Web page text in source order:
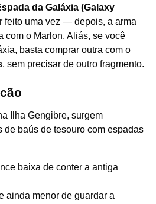
da Galáxia (Galaxy
feito uma vez — depois, a arma
com o Marlon. Aliás, se você
basta comprar outra com o
, sem precisar de outro fragmento.
Ilha Gengibre, surgem
de baús de tesouro com espadas
baixa de conter a antiga
ainda menor de guardar a